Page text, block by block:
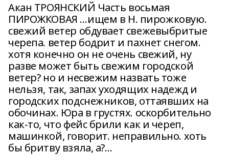
Акан ТРОЯНСКИЙ Часть восьмая
ПИРОЖКОВАЯ …ищем в Н. пирожковую.
свежий ветер обдувает свежевыбритые
черепа. ветер бодрит и пахнет снегом.
хотя конечно он не очень свежий, ну
разве может быть свежим городской
ветер? но и несвежим назвать тоже
нельзя, так, запах уходящих надежд и
городских подснежников, оттаявших на
обочинах. Юра в грустях. оскорбительно
как-то, что фейс брили как и череп,
машинкой, говорит. неправильно. хоть
бы бритву взяла, а?…